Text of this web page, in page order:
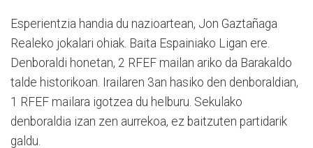
Esperientzia handia du nazioartean, Jon Gaztañaga
Realeko jokalari ohiak. Baita Espainiako Ligan ere.
Denboraldi honetan, 2 RFEF mailan ariko da Barakaldo
talde historikoan. Irailaren 3an hasiko den denboraldian,
1 RFEF mailara igotzea du helburu. Sekulako
denboraldia izan zen aurrekoa, ez baitzuten partidarik
galdu.